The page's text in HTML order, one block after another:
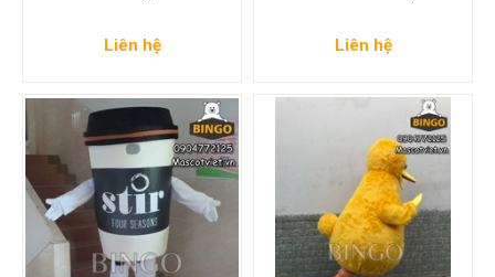
Liên hệ Liên hệ